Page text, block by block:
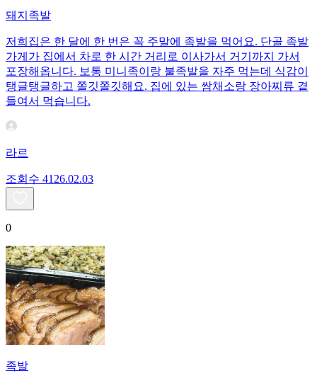
돼지족발
저희집은 한 달에 한 번은 꼭 주말에 족발을 먹어요. 단골 족발
가게가 집에서 차로 한 시간 거리로 이사가서 거기까지 가서
포장해옵니다. 보통 미니족이랑 불족발을 자주 먹는데 식감이
탱글탱글하고 쫄깃쫄깃해요. 집에 있는 쌈채소랑 장아찌류 곁
들여서 먹습니다.
라르
조회수 41 26.02.03
0
족발